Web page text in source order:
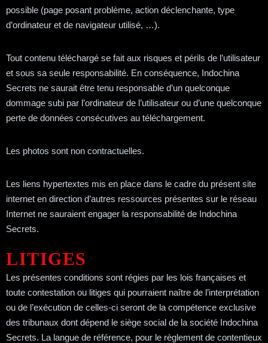
possible (page posant problème, action déclenchante, type
d’ordinateur et de navigateur utilisé, …).
Tout contenu téléchargé se fait aux risques et périls de l’utilisateur
et sous sa seule responsabilité. En conséquence, Indochina
Secrets ne saurait être tenu responsable d’un quelconque
dommage subi par l’ordinateur de l’utilisateur ou d’une quelconque
perte de données consécutives au téléchargement.
Les photos sont non contractuelles.
Les liens hypertextes mis en place dans le cadre du présent site
internet en direction d’autres ressources présentes sur le réseau
Internet ne sauraient engager la responsabilité de Indochina
Secrets.
LITIGES
Les présentes conditions sont régies par les lois françaises et
toute contestation ou litiges qui pourraient naître de l’interprétation
ou de l’exécution de celles-ci seront de la compétence exclusive
des tribunaux dont dépend le siège social de la société Indochina
Secrets. La langue de référence, pour le règlement de contentieux